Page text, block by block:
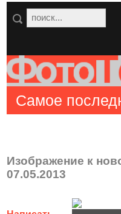
Самое
Изображение к
07.05.2013